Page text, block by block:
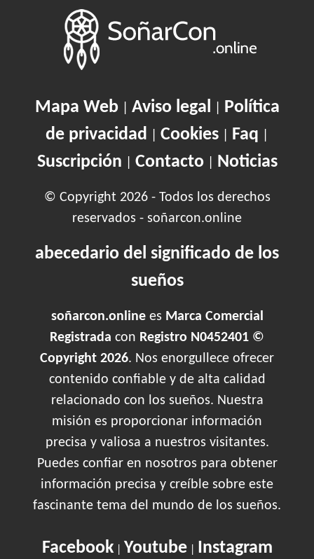
Mapa Web| Aviso legal
Política
de privacidad
Cookies Faq
Suscripción Contacto| Noticias
© Copyright 2026 - Todos los derechos
reservados - soñarcon.online
abecedario del significado de los
sueños
soñarcon.onlinees Marca Comercial
Registrada con Registro N0452401 ©
Copyright 2026. Nos enorgullece ofrecer
contenido confiable y de alta calidad
relacionado con los sueños. Nuestra
misión es proporcionar información
precisa y valiosa a nuestros visitantes.
Puedes confiar en nosotros para obtener
información precisa y creíble sobre este
fascinante tema del mundo de los sueños.
Facebook| Youtube| Instagram